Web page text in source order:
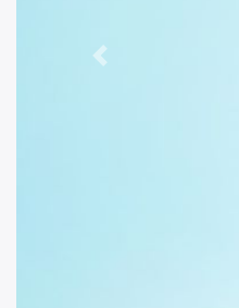
Poprzednie